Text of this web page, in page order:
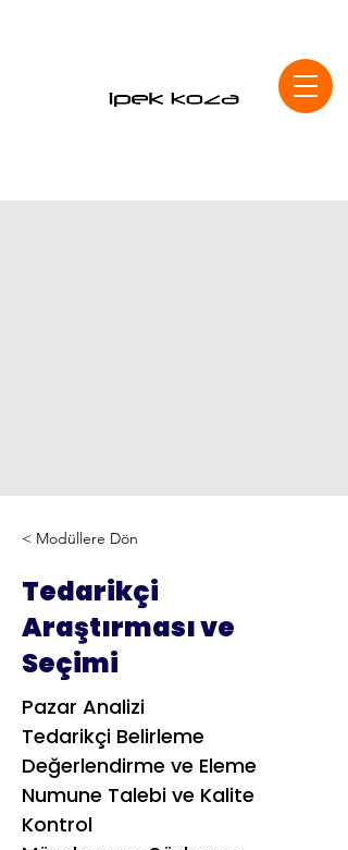
< Modüllere Dön
Tedarikçi
Araştırması ve
Seçimi
Pazar Analizi
Tedarikçi Belirleme
Değerlendirme ve Eleme
Numune Talebi ve Kalite
Kontrol